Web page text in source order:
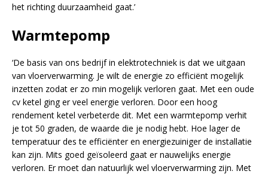
het richting duurzaamheid gaat.’
Warmtepomp
‘De basis van ons bedrijf in elektrotechniek is dat we uitgaan
van vloerverwarming. Je wilt de energie zo efficiënt mogelijk
inzetten zodat er zo min mogelijk verloren gaat. Met een oude
cv ketel ging er veel energie verloren. Door een hoog
rendement ketel verbeterde dit. Met een warmtepomp verhit
je tot 50 graden, de waarde die je nodig hebt. Hoe lager de
temperatuur des te efficiënter en energiezuiniger de installatie
kan zijn. Mits goed geïsoleerd gaat er nauwelijks energie
verloren. Er moet dan natuurlijk wel vloerverwarming zijn. Met